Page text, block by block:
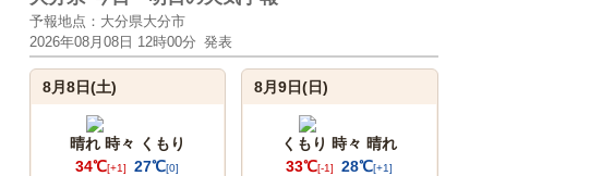
予報地点：大分県大分市
2026年08月08日 12時00分 発表
8月8日(土)
晴れ 時々 くもり
34℃[+1] 27℃[0]
8月9日(日)
くもり 時々 晴れ
33℃[-1] 28℃[+1]